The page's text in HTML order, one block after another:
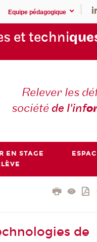
Equipe pédagogique
et techni
Relever les
sociétéde l'inf
EN STAGE
de